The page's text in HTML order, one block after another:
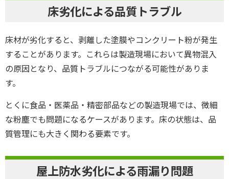
床劣化による品質トラブル
床材が劣化すると、剥離した塗膜やコンクリート粉が発生
することがあります。これらは製造現場において異物混入
の原因となり、品質トラブルにつながる可能性がありま
す。
とくに食品・医薬品・精密部品などの製造現場では、微細
な粉塵でも問題になるケースがあります。床の状態は、品
質管理にも大きく関わる要素です。
屋上防水劣化による雨漏り問題